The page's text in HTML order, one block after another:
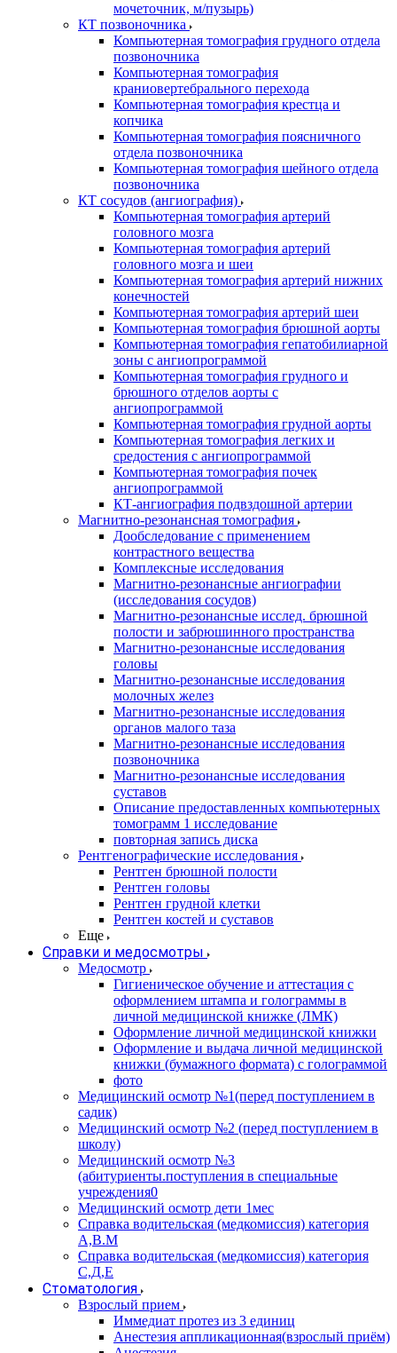
мочеточник, м/пузырь)
КТ позвоночника
Компьютерная томография грудного отдела
позвоночника
Компьютерная томография
краниовертебрального перехода
Компьютерная томография крестца и
копчика
Компьютерная томография поясничного
отдела позвоночника
Компьютерная томография шейного отдела
позвоночника
КТ сосудов (ангиография)
Компьютерная томография артерий
головного мозга
Компьютерная томография артерий
головного мозга и шеи
Компьютерная томография артерий нижних
конечностей
Компьютерная томография артерий шеи
Компьютерная томография брюшной аорты
Компьютерная томография гепатобилиарной
зоны с ангиопрограммой
Компьютерная томография грудного и
брюшного отделов аорты с
ангиопрограммой
Компьютерная томография грудной аорты
Компьютерная томография легких и
средостения с ангиопрограммой
Компьютерная томография почек
ангиопрограммой
КТ-ангиография подвздошной артерии
Магнитно-резонансная томография
Дообследование с применением
контрастного вещества
Комплексные исследования
Магнитно-резонансные ангиографии
(исследования сосудов)
Магнитно-резонансные исслед. брюшной
полости и забрюшинного пространства
Магнитно-резонансные исследования
головы
Магнитно-резонансные исследования
молочных желез
Магнитно-резонансные исследования
органов малого таза
Магнитно-резонансные исследования
позвоночника
Магнитно-резонансные исследования
суставов
Описание предоставленных компьютерных
томограмм 1 исследование
повторная запись диска
Рентгенографические исследования
Рентген брюшной полости
Рентген головы
Рентген грудной клетки
Рентген костей и суставов
Еще
Справки и медосмотры
Медосмотр
Гигиеническое обучение и аттестация с
оформлением штампа и голограммы в
личной медицинской книжке (ЛМК)
Оформление личной медицинской книжки
Оформление и выдача личной медицинской
книжки (бумажного формата) с голограммой
фото
Медицинский осмотр №1(перед поступлением в
садик)
Медицинский осмотр №2 (перед поступлением в
школу)
Медицинский осмотр №3
(абитуриенты.поступления в специальные
учреждения0
Медицинский осмотр дети 1мес
Справка водительская (медкомиссия) категория
А,В.М
Справка водительская (медкомиссия) категория
С,Д,Е
Стоматология
Взрослый прием
Иммедиат протез из 3 единиц
Анестезия аппликационная(взрослый приём)